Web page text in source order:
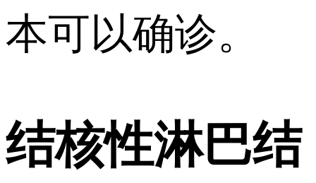
本可以确诊。
结核性淋巴结